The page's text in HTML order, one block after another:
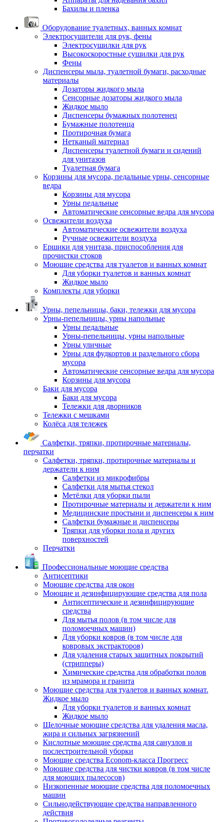
Бахилы и пленка
Оборудование туалетных, ванных комнат
Электросушители для рук, фены
Электросушилки для рук
Высокоскоростные сушилки для рук
Фены
Диспенсеры мыла, туалетной бумаги, расходные
материалы
Дозаторы жидкого мыла
Сенсорные дозаторы жидкого мыла
Жидкое мыло
Диспенсеры бумажных полотенец
Бумажные полотенца
Протирочная бумага
Нетканый материал
Диспенсеры туалетной бумаги и сидений
для унитазов
Туалетная бумага
Корзины для мусора, педальные урны, сенсорные
ведра
Корзины для мусора
Урны педальные
Автоматические сенсорные ведра для мусора
Освежители воздуха
Автоматические освежители воздуха
Ручные освежители воздуха
Ершики для унитаза, приспособления для
прочистки стоков
Моющие средства для туалетов и ванных комнат
Для уборки туалетов и ванных комнат
Жидкое мыло
Комплекты для уборки
Урны, пепельницы, баки, тележки для мусора
Урны-пепельницы, урны напольные
Урны педальные
Урны-пепельницы, урны напольные
Урны уличные
Урны для фудкортов и раздельного сбора
мусора
Автоматические сенсорные ведра для мусора
Корзины для мусора
Баки для мусора
Баки для мусора
Тележки для дворников
Тележки с мешками
Колёса для тележек
Салфетки, тряпки, протирочные материалы,
перчатки
Салфетки, тряпки, протирочные материалы и
держатели к ним
Салфетки из микрофибры
Салфетки для мытья стекол
Метёлки для уборки пыли
Протирочные материалы и держатели к ним
Медицинские простыни и диспенсеры к ним
Салфетки бумажные и диспенсеры
Тряпки для уборки пола и других
поверхностей
Перчатки
Профессиональные моющие средства
Антисептики
Моющие средства для окон
Моющие и дезинфицирующие средства для пола
Антисептические и дезинфицирующие
средства
Для мытья полов (в том числе для
поломоечных машин)
Для уборки ковров (в том числе для
ковровых экстракторов)
Для удаления старых защитных покрытий
(стрипперы)
Химические средства для обработки полов
из мрамора и гранита
Моющие средства для туалетов и ванных комнат.
Жидкое мыло
Для уборки туалетов и ванных комнат
Жидкое мыло
Щелочные моющие средства для удаления масла,
жира и сильных загрязнений
Кислотные моющие средства для санузлов и
послестроительной уборки
Моющие средства Econom-класса Прогресс
Моющие средства для чистки ковров (в том числе
для моющих пылесосов)
Низкопенные моющие средства для поломоечных
машин
Сильнодействующие средства направленного
действия